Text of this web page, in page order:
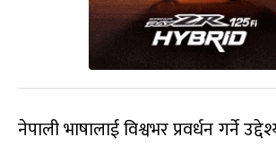
नेपाली भाषालाई विश्वभर प्रवर्धन गर्ने